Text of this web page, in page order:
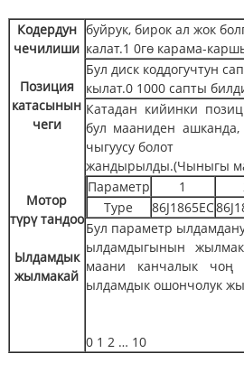
Кодердун
чечилиши
Позиция
катасынын
чеги
Мотор
түрү тандоо
Ылдамдык
жылмакай
буйрук, бирок ал жок
калат.1 0гө карама-
Бул диск коддогучтун
кылат.0 1000 сапты
Катадан кийинки
бул мааниден
чыгуусу болот
жандырылды.(Чыныгы
Параметр
1
Type
86J1865EC
Бул параметр
ылдамдыгынын
маани канчалык чоң
ылдамдык ошончолук
0 1 2 … 10